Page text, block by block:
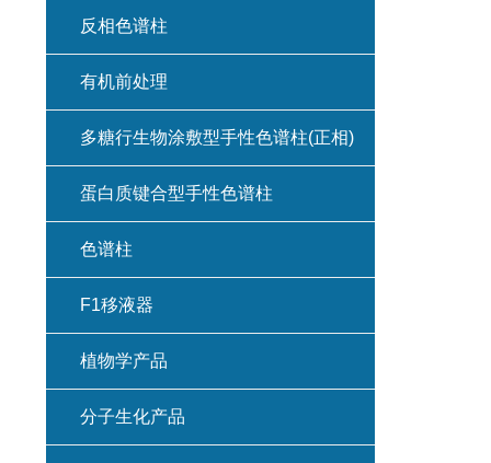
反相色谱柱
有机前处理
多糖行生物涂敷型手性色谱柱(正相)
蛋白质键合型手性色谱柱
色谱柱
F1移液器
植物学产品
分子生化产品